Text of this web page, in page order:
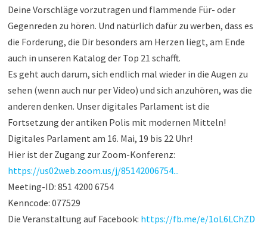
Deine Vorschläge vorzutragen und flammende Für- oder
Gegenreden zu hören. Und natürlich dafür zu werben, dass es
die Forderung, die Dir besonders am Herzen liegt, am Ende
auch in unseren Katalog der Top 21 schafft.
Es geht auch darum, sich endlich mal wieder in die Augen zu
sehen (wenn auch nur per Video) und sich anzuhören, was die
anderen denken. Unser digitales Parlament ist die
Fortsetzung der antiken Polis mit modernen Mitteln!
Digitales Parlament am 16. Mai, 19 bis 22 Uhr!
Hier ist der Zugang zur Zoom-Konferenz:
https://us02web.zoom.us/j/85142006754...
Meeting-ID: 851 4200 6754
Kenncode: 077529
Die Veranstaltung auf Facebook: https://fb.me/e/1oL6LChZD